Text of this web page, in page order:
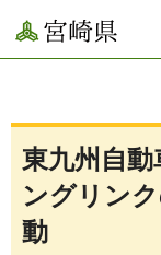
宮崎県
東九州自
ングリン
動